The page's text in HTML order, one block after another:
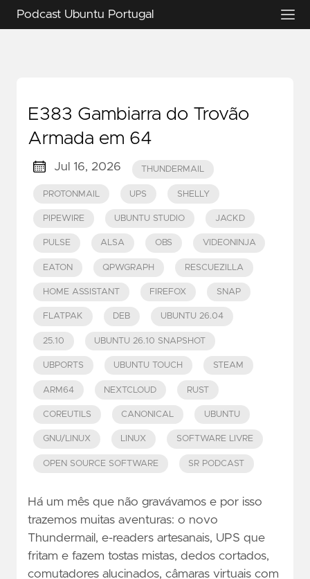
Podcast Ubuntu Portugal
E383 Gambiarra do Trovão
Armada em 64
Jul 16, 2026 THUNDERMAIL
PROTONMAIL UPS SHELLY
PIPEWIRE UBUNTU STUDIO JACKD
PULSE ALSA OBS VIDEONINJA
EATON QPWGRAPH RESCUEZILLA
HOME ASSISTANT FIREFOX SNAP
FLATPAK DEB UBUNTU 26.04
25.10 UBUNTU 26.10 SNAPSHOT
UBPORTS UBUNTU TOUCH STEAM
ARM64 NEXTCLOUD RUST
COREUTILS CANONICAL UBUNTU
GNU/LINUX LINUX SOFTWARE LIVRE
OPEN SOURCE SOFTWARE SR PODCAST
Há um mês que não gravávamos e por isso
trazemos muitas aventuras: o novo
Thundermail, e-readers artesanais, UPS que
fritam e fazem tostas mistas, dedos cortados,
comutadores alucinados, câmaras virtuais com